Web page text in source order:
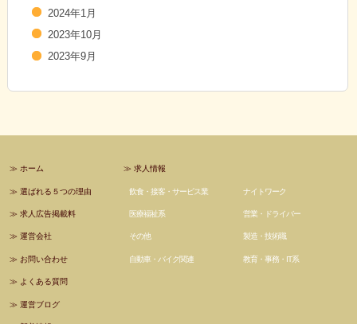
2024年1月
2023年10月
2023年9月
≫ ホーム
≫ 選ばれる５つの理由
≫ 求人広告掲載料
≫ 運営会社
≫ お問い合わせ
≫ よくある質問
≫ 運営ブログ
≫求人情報
飲食・接客・サービス業
医療福祉系
その他
自動車・バイク関連
ナイトワーク
営業・ドライバー
製造・技術職
教育・事務・IT系